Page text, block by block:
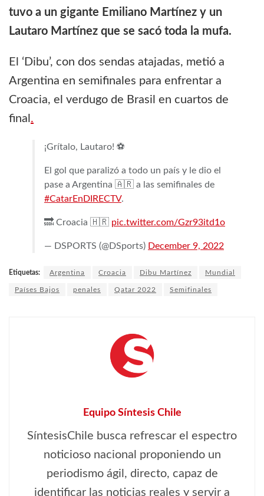
tuvo a un gigante Emiliano Martínez y un
Lautaro Martínez que se sacó toda la mufa.
El ‘Dibu’, con dos sendas atajadas, metió a
Argentina en semifinales para enfrentar a
Croacia, el verdugo de Brasil en cuartos de
final .
¡Grítalo, Lautaro! ⚽️
El gol que paralizó a todo un país y le dio el
pase a Argentina 🇦🇷 a las semifinales de
#CatarEnDIRECTV.
🔜 Croacia 🇭🇷 pic.twitter.com/Gzr93itd1o
— DSPORTS (@DSports) December 9, 2022
Etiquetas: Argentina Croacia Dibu Martínez Mundial
Países Bajos penales Qatar 2022 Semifinales
Equipo Síntesis Chile
SíntesisChile busca refrescar el espectro
noticioso nacional proponiendo un
periodismo ágil, directo, capaz de
identificar las noticias reales y servir a